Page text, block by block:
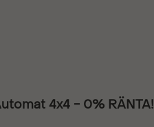
4x4 - 0% RÄNTA!